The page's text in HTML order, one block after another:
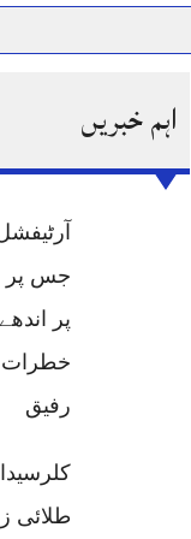
پر قربان
پریس کانفرنس
اہم خبریں
پر
خطرات
رفیق
طلائی